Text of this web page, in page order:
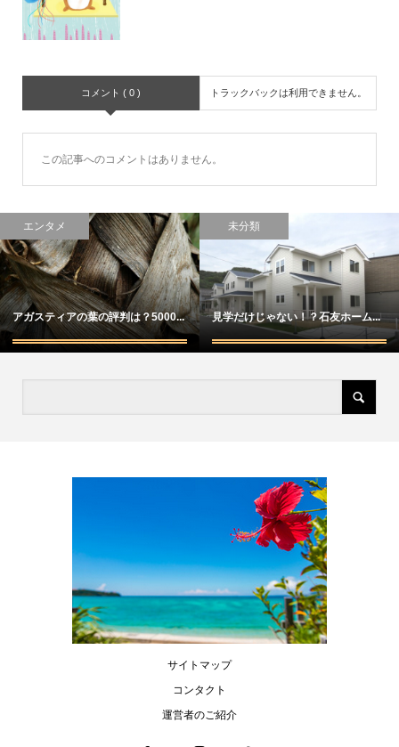
コメント ( 0 ) トラックバックは利用できません。
この記事へのコメントはありません。
エンタメ
アガスティアの葉の評判は？5000...
未分類
見学だけじゃない！？石友ホーム...
サイトマップ
コンタクト
運営者のご紹介